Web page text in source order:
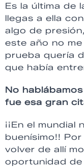
Es la última de
llegas a ella
algo de
este año no
prueba quería
que había
No
fue esa gran
¡¡En el
buenísimo!!
volver de allí
oportunidad